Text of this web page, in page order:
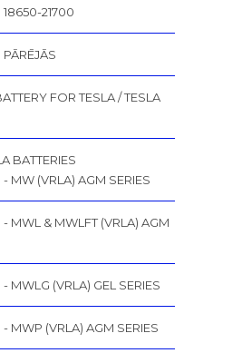
18650-21700
PĀRĒJĀS
FOR TESLA / TESLA
BATTERIES
MW (VRLA) AGM SERIES
MWL & MWLFT (VRLA) AGM
MWLG (VRLA) GEL SERIES
MWP (VRLA) AGM SERIES